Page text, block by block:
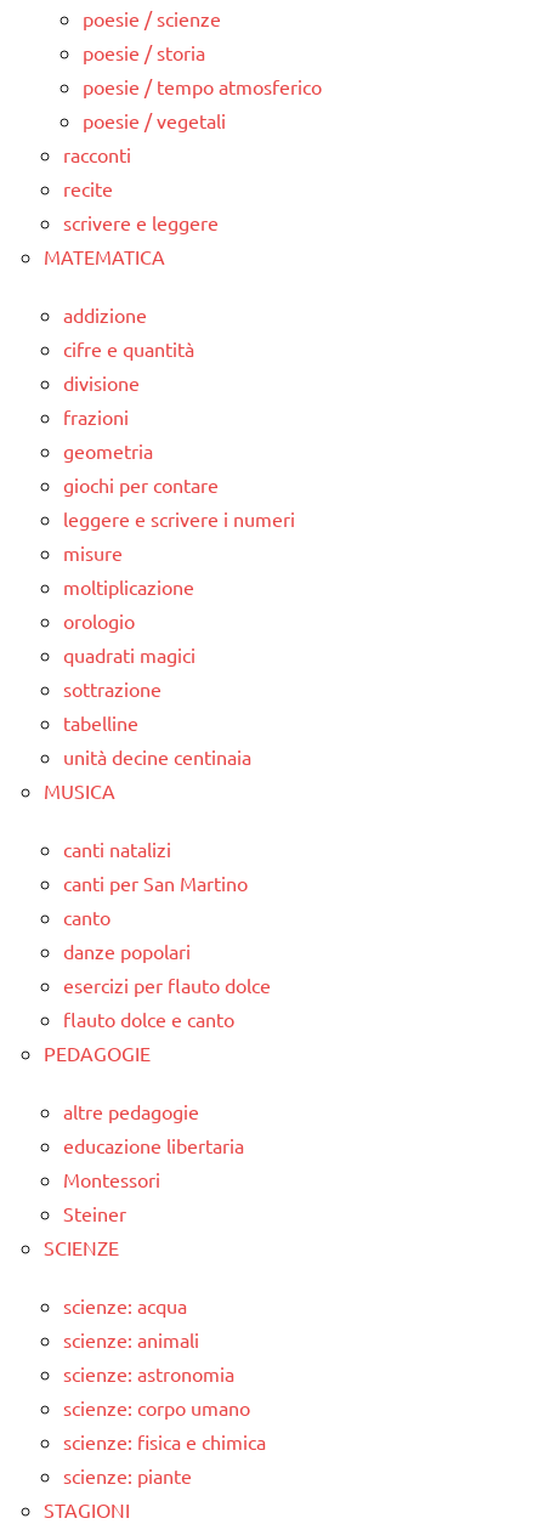
poesie / scienze
poesie / storia
poesie / tempo atmosferico
poesie / vegetali
racconti
recite
scrivere e leggere
MATEMATICA
addizione
cifre e quantità
divisione
frazioni
geometria
giochi per contare
leggere e scrivere i numeri
misure
moltiplicazione
orologio
quadrati magici
sottrazione
tabelline
unità decine centinaia
MUSICA
canti natalizi
canti per San Martino
canto
danze popolari
esercizi per flauto dolce
flauto dolce e canto
PEDAGOGIE
altre pedagogie
educazione libertaria
Montessori
Steiner
SCIENZE
scienze: acqua
scienze: animali
scienze: astronomia
scienze: corpo umano
scienze: fisica e chimica
scienze: piante
STAGIONI